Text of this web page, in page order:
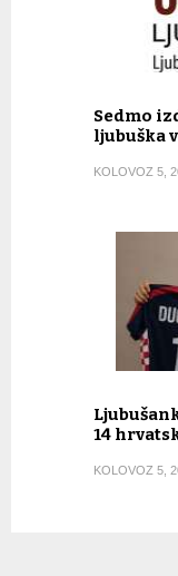
Sedmo
ljubuška
KOLOVOZ 5,
14
KOLOVOZ 5,